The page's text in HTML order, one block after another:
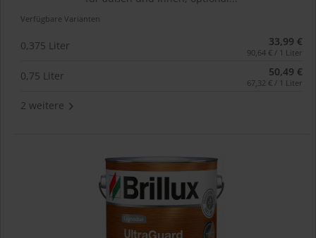
Verfügbare Varianten
0,375 Liter 33,99 €
90,64 € / 1 Liter
0,75 Liter 50,49 €
67,32 € / 1 Liter
2 weitere